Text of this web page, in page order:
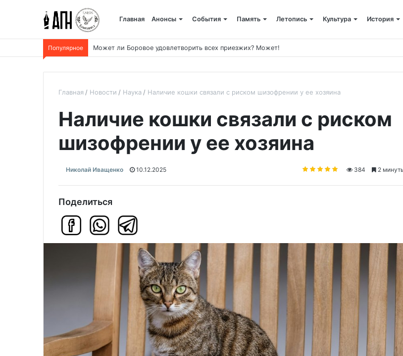
Главная Анонсы События Память Летопись Культура История
Популярное Может ли Боровое удовлетворить всех приезжих? Может!
Главная Новости Наука Наличие кошки связали с риском шизофрении у ее хозяина
Наличие кошки связали с риском
шизофрении у ее хозяина
Николай Иващенко 10.12.2025 384 2
Поделиться